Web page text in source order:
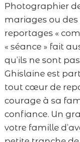
Photographier
mariages ou des
reportages «
« séance » fait
qu’ils ne sont
Ghislaine est
tout cœur de
courage à sa
confiance. Un
votre famille